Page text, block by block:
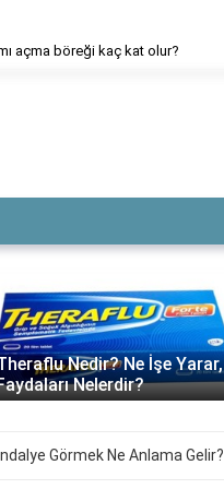
açma böreği kaç kat olur?
Nedir, Ne İşe
Ne İçin Kullanılır,
ve Yan Etkiler..
Görmek Ne Anlama Gelir?